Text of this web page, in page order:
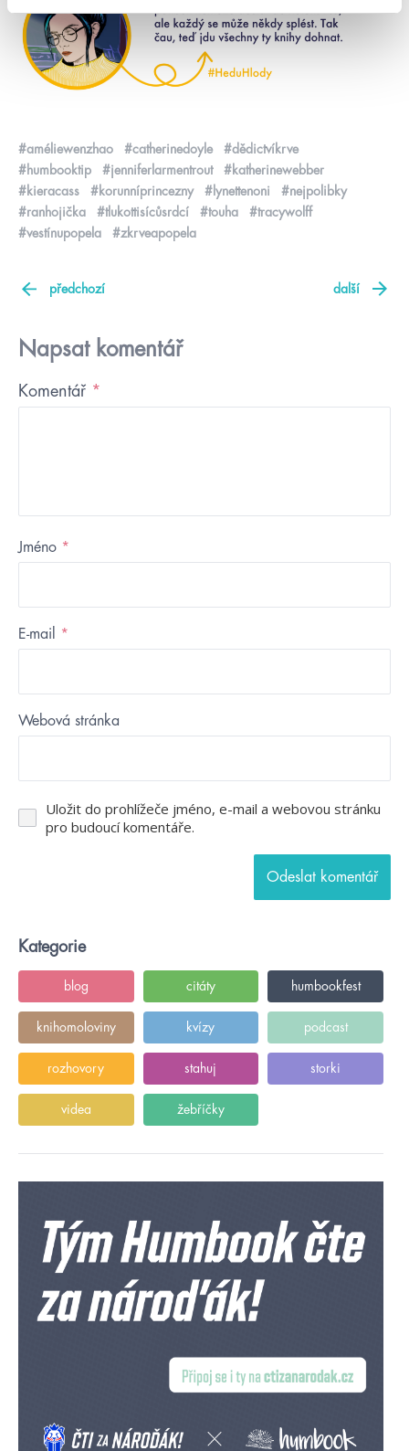
#améliewenzhao #catherinedoyle
#dědictvíkrve
#humbooktip
#jenniferlarmentrout
#katherinewebber
#kieracass
#korunníprincezny #lynettenoni
#nejpolibky
#ranhojička
#tlukottisícůsrdcí #touha
#tracywolff
#vestínupopela
#zkrveapopela
předchozí další
Napsat komentář
Komentář *
Jméno *
E-mail *
Webová stránka
Uložit do prohlížeče jméno, e-mail a webovou stránku
pro budoucí komentáře.
Kategorie
blog citáty humbookfest
knihomoloviny kvízy podcast
rozhovory stahuj storki
videa žebříčky